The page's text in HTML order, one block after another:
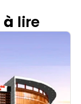
à lire